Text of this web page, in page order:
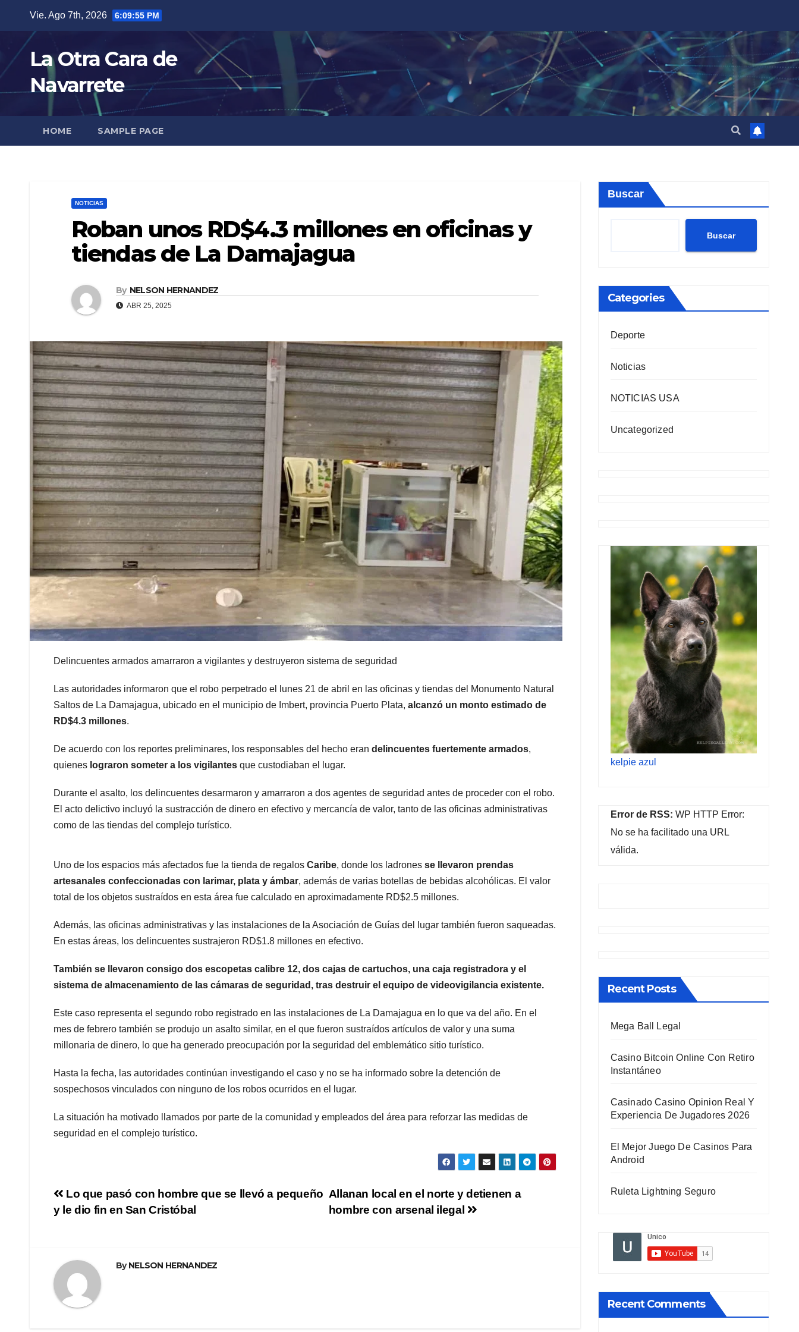
content
Vie. Ago 7th, 2026 6:09:56 PM
La Otra Cara de
Navarrete
HOME SAMPLE PAGE
NOTICIAS
Roban unos RD$4.3 millones en oficinas y
tiendas de La Damajagua
By NELSON HERNANDEZ
ABR 25, 2025
Delincuentes armados amarraron a vigilantes y destruyeron sistema de seguridad
Las autoridades informaron que el robo perpetrado el lunes 21 de abril en las oficinas y tiendas del Monumento Natural
Saltos de La Damajagua, ubicado en el municipio de Imbert, provincia Puerto Plata, alcanzó un monto estimado de
RD$4.3 millones.
De acuerdo con los reportes preliminares, los responsables del hecho eran delincuentes fuertemente armados,
quienes lograron someter a los vigilantes que custodiaban el lugar.
Durante el asalto, los delincuentes desarmaron y amarraron a dos agentes de seguridad antes de proceder con el robo.
El acto delictivo incluyó la sustracción de dinero en efectivo y mercancía de valor, tanto de las oficinas administrativas
como de las tiendas del complejo turístico.
Uno de los espacios más afectados fue la tienda de regalos Caribe, donde los ladrones se llevaron prendas
artesanales confeccionadas con larimar, plata y ámbar, además de varias botellas de bebidas alcohólicas. El valor
total de los objetos sustraídos en esta área fue calculado en aproximadamente RD$2.5 millones.
Además, las oficinas administrativas y las instalaciones de la Asociación de Guías del lugar también fueron saqueadas.
En estas áreas, los delincuentes sustrajeron RD$1.8 millones en efectivo.
También se llevaron consigo dos escopetas calibre 12, dos cajas de cartuchos, una caja registradora y el
sistema de almacenamiento de las cámaras de seguridad, tras destruir el equipo de videovigilancia existente.
Este caso representa el segundo robo registrado en las instalaciones de La Damajagua en lo que va del año. En el
mes de febrero también se produjo un asalto similar, en el que fueron sustraídos artículos de valor y una suma
millonaria de dinero, lo que ha generado preocupación por la seguridad del emblemático sitio turístico.
Hasta la fecha, las autoridades continúan investigando el caso y no se ha informado sobre la detención de
sospechosos vinculados con ninguno de los robos ocurridos en el lugar.
La situación ha motivado llamados por parte de la comunidad y empleados del área para reforzar las medidas de
seguridad en el complejo turístico.
Navegación
de
Allanan local en el norte y detienen a
hombre con arsenal ilegal
Lo que pasó con hombre que se llevó a pequeño
y le dio fin en San Cristóbal
ByNELSON HERNANDEZ
Buscar
Buscar
Categories
Deporte
Noticias
NOTICIAS USA
Uncategorized
kelpie azul
Error de RSS: WP HTTP Error:
No se ha facilitado una URL
válida.
Recent Posts
Mega Ball Legal
Casino Bitcoin Online Con Retiro
Instantáneo
Casinado Casino Opinion Real Y
Experiencia De Jugadores 2026
El Mejor Juego De Casinos Para
Android
Ruleta Lightning Seguro
Recent Comments